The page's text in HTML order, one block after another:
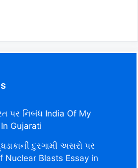
પર નિબંધ India Of My
Gujarati
દુરગામી અસરો પર
Nuclear Blasts Essay in